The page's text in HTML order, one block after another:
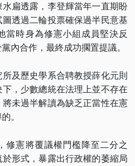
扁透露，李登輝當年一直期盼
透過二輪投票確保過半民意基
當時身為修憲小組成員堅決反
內合作，最終成功擱置提議。
及歷史學系合聘教授薛化元則
，少數總統在法理上並不存在
未過半解讀為缺乏正當性在憲
。
修憲將覆議權門檻降至二分之
形式，暴露出行政權的萎縮局